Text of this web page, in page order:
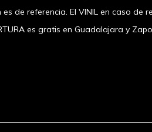
de referencia. El VINIL en caso
es gratis en Guadalajara y